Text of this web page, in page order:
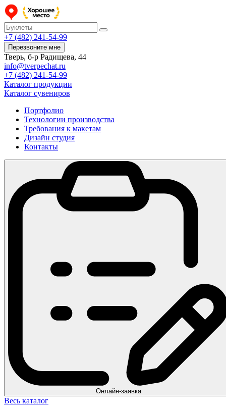
+7 (482) 241-54-99
Перезвоните мне
Тверь, б-р Радищева, 44
info@tverpechat.ru
+7 (482) 241-54-99
Каталог продукции
Каталог сувениров
Портфолио
Технологии производства
Требования к макетам
Дизайн студия
Контакты
Онлайн-заявка
Весь каталог